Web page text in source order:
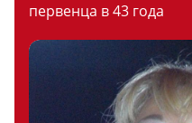
первенца в 43 года